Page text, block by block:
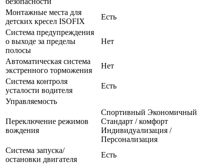
Монтажные места для
детских кресел ISOFIX
Есть
Система предупреждения
о выходе за пределы
полосы
Нет
Автоматическая система
экстренного торможения
Нет
Система контроля
усталости водителя
Есть
Управляемость
Переключение режимов
вождения
Спортивный Экономичный
Стандарт / комфорт
Индивидуализация /
Персонализация
Система запуска/
остановки двигателя
Есть